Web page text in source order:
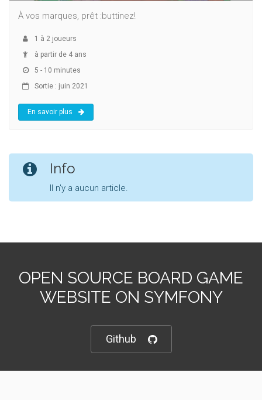
À vos marques, prêt :buttinez!
1 à 2 joueurs
à partir de 4 ans
5 - 10 minutes
Sortie : juin 2021
En savoir plus
Info
Il n'y a aucun article.
OPEN SOURCE BOARD GAME
WEBSITE ON SYMFONY
Github